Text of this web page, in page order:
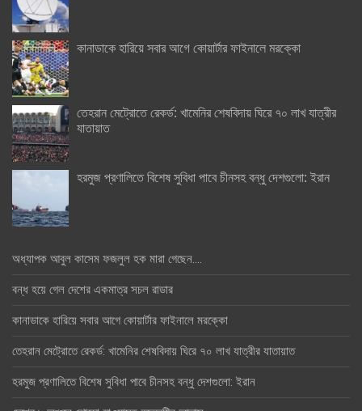
কানাডাকে হারিয়ে সবার আগে কোয়ার্টার ফাইনালে মরক্কো
তেহরান মেট্রোতে রেকর্ড: খামেনির শেষবিদায় ঘিরে ৭০ লাখ যাত্রীর
যাতায়াত
হরমুজ প্রণালিতে বিশেষ সুবিধা পাবে চীনসহ বন্ধু দেশগুলো: ইরান
অধ্যাপক আবুল কাসেম ফজলুল হক মারা গেছেন….
বন্ধ হয়ে গেল দেশের একমাত্র সচল রাডার
কানাডাকে হারিয়ে সবার আগে কোয়ার্টার ফাইনালে মরক্কো
তেহরান মেট্রোতে রেকর্ড: খামেনির শেষবিদায় ঘিরে ৭০ লাখ যাত্রীর যাতায়াত
হরমুজ প্রণালিতে বিশেষ সুবিধা পাবে চীনসহ বন্ধু দেশগুলো: ইরান